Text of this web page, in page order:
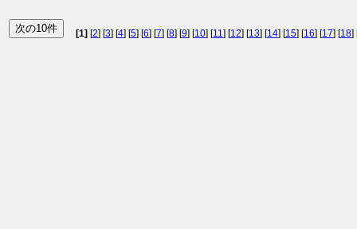
[1] [2] [3] [4] [5] [6] [7] [8] [9] [10] [11] [12] [13] [14] [15] [16] [17] [18]